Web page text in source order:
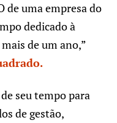
de uma empresa do
dedicado à
de um ano,”
seu tempo para
de gestão,